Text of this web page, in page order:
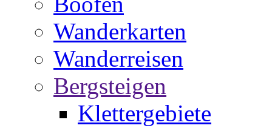
Wanderkarten
Wanderreisen
Bergsteigen
Klettergebiete